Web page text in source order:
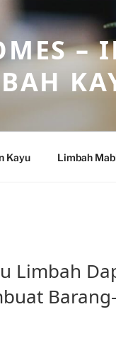
–
Kayu Limbah
Limbah
Barang-